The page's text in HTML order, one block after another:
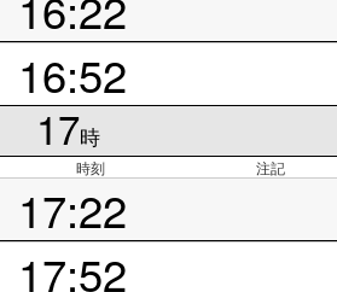
16:52
17時
時刻 注記
17:22
17:52